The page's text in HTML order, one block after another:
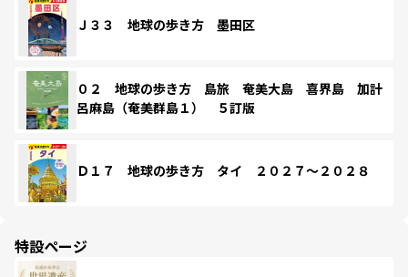
Ｊ３３ 地球の歩き方 墨田区
０２ 地球の歩き方 島旅 奄美大島 喜界島 加計
呂麻島（奄美群島１） ５訂版
Ｄ１７ 地球の歩き方 タイ ２０２７～２０２８
特設ページ